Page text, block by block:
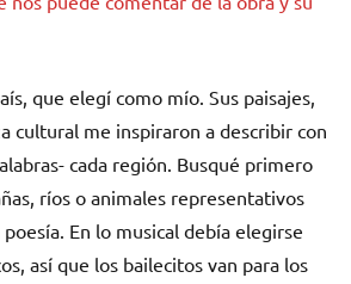
que elegí como mío. Sus paisajes,
cultural me inspiraron a describir con
cada región. Busqué primero
ríos o animales representativos
En lo musical debía elegirse
así que los bailecitos van para los